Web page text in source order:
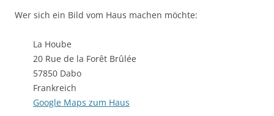
Wer sich ein Bild vom Haus machen möchte:
La Hoube
20 Rue de la Forêt Brûlée
57850 Dabo
Frankreich
Google Maps zum Haus